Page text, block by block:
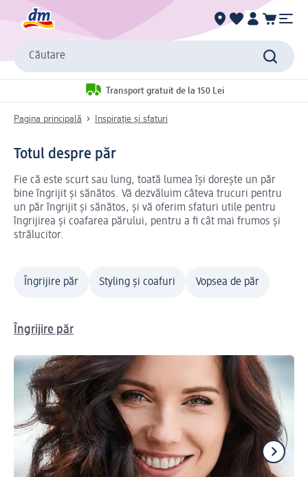
Căutare
Transport gratuit de la 150 Lei
Pagina principală Inspirație și sfaturi
Totul despre păr
Fie că este scurt sau lung, toată lumea își dorește un păr
bine îngrijit și sănătos. Vă dezvăluim câteva trucuri pentru
un păr îngrijit și sănătos, și vă oferim sfaturi utile pentru
îngrijirea și coafarea părului, pentru a fi cât mai frumos și
strălucitor.
Îngrijire păr Styling și coafuri Vopsea de păr
Îngrijire păr